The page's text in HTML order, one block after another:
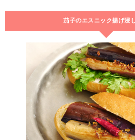
茄子のエスニック揚げ浸